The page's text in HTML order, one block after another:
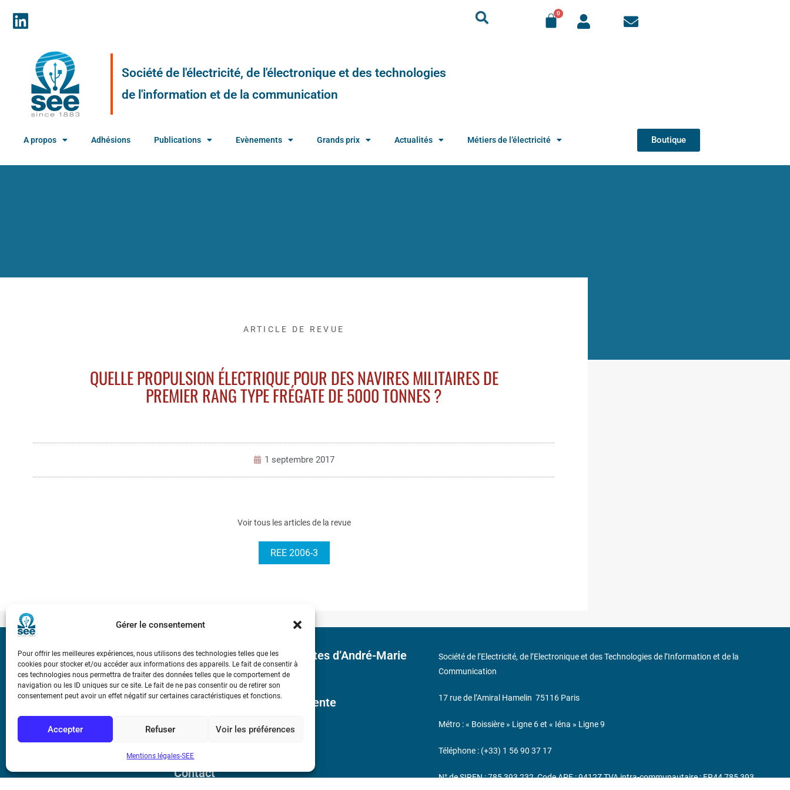
Gérer le consentement
Pour offrir les meilleures expériences, nous utilisons des technologies telles que les
cookies pour stocker et/ou accéder aux informations des appareils. Le fait de consentir à
ces technologies nous permettra de traiter des données telles que le comportement de
navigation ou les ID uniques sur ce site. Le fait de ne pas consentir ou de retirer son
consentement peut avoir un effet négatif sur certaines caractéristiques et fonctions.
Accepter Refuser Voir les préférences
Mentions légales-SEE
Société de l'électricité, de l'électronique et des technologies
de l'information et de la communication
A propos Adhésions Publications Evènements Grands prix Actualités Métiers de l’électricité Boutique
ARTICLE DE REVUE
QUELLE PROPULSION ÉLECTRIQUE POUR DES NAVIRES MILITAIRES DE
PREMIER RANG TYPE FRÉGATE DE 5000 TONNES ?
1 septembre 2017
Voir tous les articles de la revue
REE 2006-3
Bicentenaire des découvertes d’André-Marie
Ampère
Conditions Générales de Vente
Mentions légales
Contact
Société de l’Electricité, de l’Electronique et des Technologies de l’Information et de la
Communication
17 rue de l’Amiral Hamelin 75116 Paris
Métro : « Boissière » Ligne 6 et « Iéna » Ligne 9
Téléphone : (+33) 1 56 90 37 17
N° de SIREN : 785 393 232, Code APE : 9412Z TVA intra-communautaire : FR44 785 393